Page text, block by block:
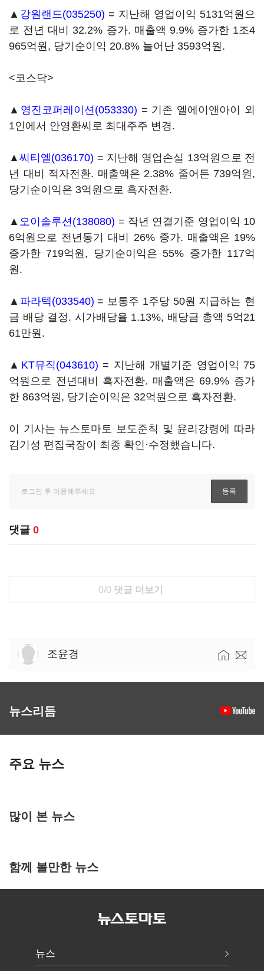
▲ 강원랜드(035250) = 지난해 영업이익 5131억원으
로 전년 대비 32.2% 증가. 매출액 9.9% 증가한 1조4
965억원, 당기순이익 20.8% 늘어난 3593억원.
<코스닥>
▲ 영진코퍼레이션(053330) = 기존 엘에이앤아이 외
1인에서 안영환씨로 최대주주 변경.
▲씨티엘(036170) = 지난해 영업손실 13억원으로 전
년 대비 적자전환. 매출액은 2.38% 줄어든 739억원,
당기순이익은 3억원으로 흑자전환.
▲ 오이솔루션(138080) = 작년 연결기준 영업이익 10
6억원으로 전년동기 대비 26% 증가. 매출액은 19%
증가한 719억원, 당기순이익은 55% 증가한 117억
원.
▲ 파라텍(033540) = 보통주 1주당 50원 지급하는 현
금 배당 결정. 시가배당율 1.13%, 배당금 총액 5억21
61만원.
▲ KT뮤직(043610) = 지난해 개별기준 영업이익 75
억원으로 전년대비 흑자전환. 매출액은 69.9% 증가
한 863억원, 당기순이익은 32억원으로 흑자전환.
이 기사는 뉴스토마토 보도준칙 및 윤리강령에 따라
김기성 편집국장이 최종 확인·수정했습니다.
댓글 0
0/0 댓글 더보기
조윤경
뉴스리듬
주요 뉴스
많이 본 뉴스
함께 볼만한 뉴스
뉴스